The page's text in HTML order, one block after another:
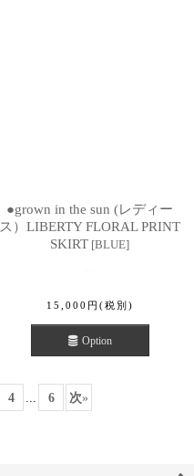
●grown in the sun (レディー
ス）LIBERTY FLORAL PRINT
SKIRT [BLUE]
15,000 円 (税別)
Option
4 6 次»